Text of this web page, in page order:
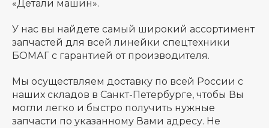
«Детали машин».
У нас вы найдете самый широкий ассортимент
запчастей для всей линейки спецтехники
БОМАГ с гарантией от производителя.
Мы осуществляем доставку по всей России с
наших складов в Санкт-Петербурге, чтобы Вы
могли легко и быстро получить нужные
запчасти по указанному Вами адресу. Не